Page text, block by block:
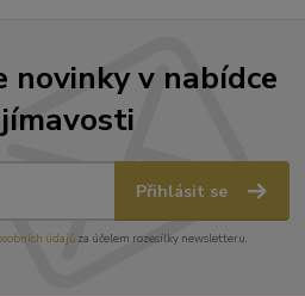
novinky v nabídce
Přihlásit se
údajůza účelem rozesílky newsletteru.